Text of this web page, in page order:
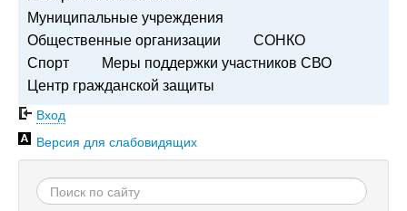
Муниципальные учреждения
Общественные организации
СОНКО
Спорт
Меры поддержки участников СВО
Центр гражданской защиты
Вход
Версия для слабовидящих